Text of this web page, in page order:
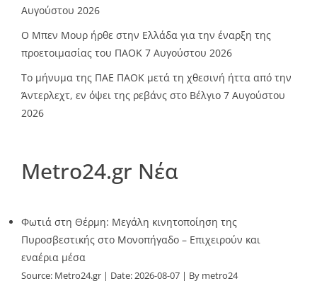
Αυγούστου 2026
O Mπεν Μουρ ήρθε στην Ελλάδα για την έναρξη της
προετοιμασίας του ΠΑΟΚ 7 Αυγούστου 2026
Το μήνυμα της ΠΑΕ ΠΑΟΚ μετά τη χθεσινή ήττα από την
Άντερλεχτ, εν όψει της ρεβάνς στο Βέλγιο 7 Αυγούστου
2026
Metro24.gr Νέα
Φωτιά στη Θέρμη: Μεγάλη κινητοποίηση της
Πυροσβεστικής στο Μονοπήγαδο – Επιχειρούν και
εναέρια μέσα
Source: Metro24.gr Date: 2026-08-07 By metro24